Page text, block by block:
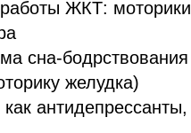
ЖКТ: моторики
сна-бодрствования
желудка)
антидепрессанты,